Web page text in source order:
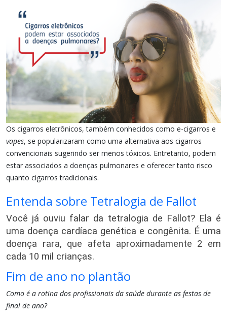
Os cigarros eletrônicos, também conhecidos como e-cigarros e
vapes, se popularizaram como uma alternativa aos cigarros
convencionais sugerindo ser menos tóxicos. Entretanto, podem
estar associados a doenças pulmonares e oferecer tanto risco
quanto cigarros tradicionais.
Entenda sobre Tetralogia de Fallot
Você já ouviu falar da tetralogia de Fallot? Ela é
uma doença cardíaca genética e congênita. É uma
doença rara, que afeta aproximadamente 2 em
cada 10 mil crianças.
Fim de ano no plantão
Como é a rotina dos profissionais da saúde durante as festas de
final de ano?